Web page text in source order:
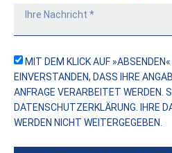
MIT DEM KLICK AUF
EINVERSTANDEN, DASS IHRE
ANFRAGE VERARBEITET WERDEN.
DATENSCHUTZERKLÄRUNG . IHRE
WERDEN NICHT WEITERGEGEBEN.